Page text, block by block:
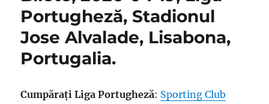
Portugheză, Stadionul
Jose Alvalade, Lisabona,
Portugalia.
Cumpărați Liga Portugheză: Sporting Club